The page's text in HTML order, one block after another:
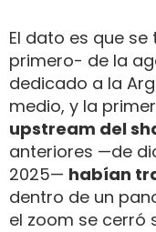
El dato es que
primero- de la
dedicado a la
medio, y la
upstream del
anteriores —de
2025— habían
dentro de un
el zoom se cerró